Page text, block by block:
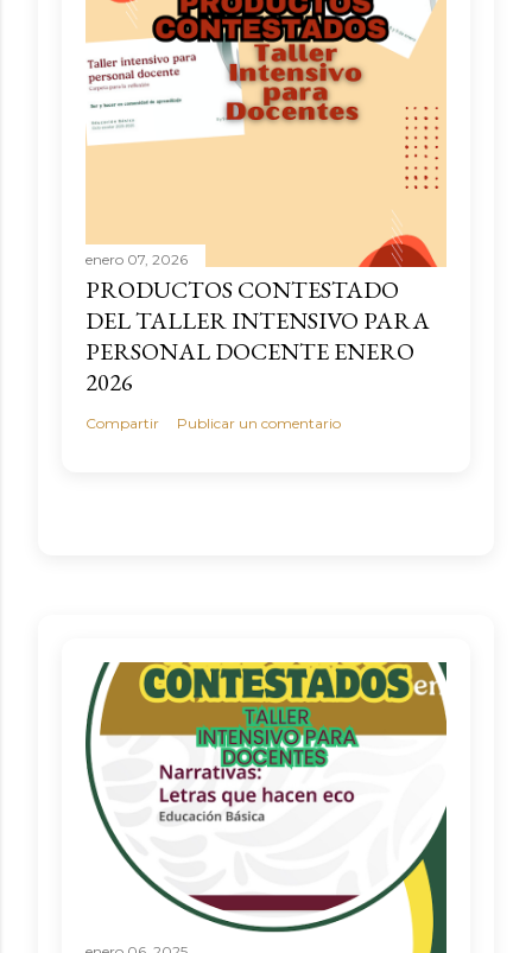
enero 07, 2026
PRODUCTOS CONTESTADO
DEL TALLER INTENSIVO PARA
PERSONAL DOCENTE ENERO
2026
Compartir Publicar un comentario